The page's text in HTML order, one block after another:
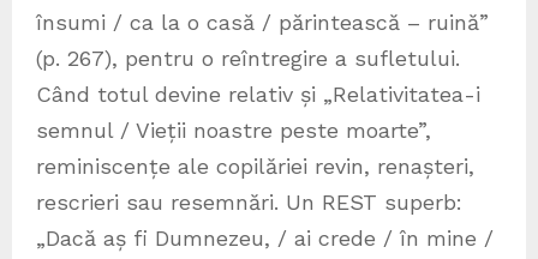
însumi / ca la o casă / părintească – ruină”
(p. 267), pentru o reîntregire a sufletului.
Când totul devine relativ și „Relativitatea-i
semnul / Vieții noastre peste moarte”,
reminiscențe ale copilăriei revin, renașteri,
rescrieri sau resemnări. Un REST superb:
„Dacă aș fi Dumnezeu, / ai crede / în mine /